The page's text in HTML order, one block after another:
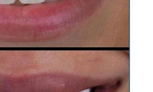
لمینیت های